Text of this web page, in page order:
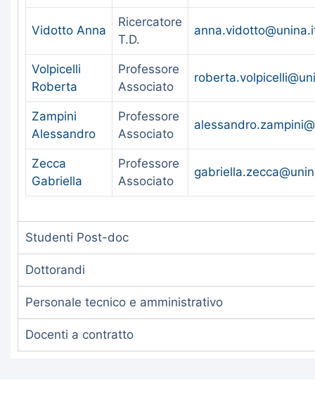
Vidotto Anna
Ricercatore
T.D.
Volpicelli
Roberta
Professore
Associato
Zampini
Alessandro
Professore
Associato
Zecca
Gabriella
Professore
Associato
Studenti Post-doc
Dottorandi
Personale tecnico e amministrativo
Docenti a contratto